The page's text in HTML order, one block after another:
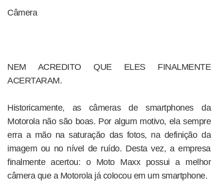
Câmera
NEM ACREDITO QUE ELES FINALMENTE
ACERTARAM.
Historicamente, as câmeras de smartphones da
Motorola não são boas. Por algum motivo, ela sempre
erra a mão na saturação das fotos, na definição da
imagem ou no nível de ruído. Desta vez, a empresa
finalmente acertou: o Moto Maxx possui a melhor
câmera que a Motorola já colocou em um smartphone.